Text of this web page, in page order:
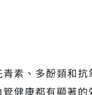
素、多酚類和抗
健康都有顯著的